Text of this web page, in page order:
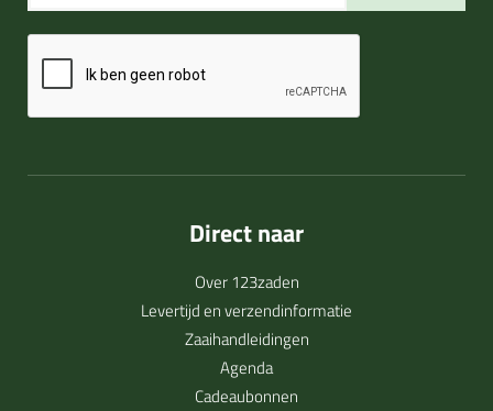
Direct naar
Over 123zaden
Levertijd en verzendinformatie
Zaaihandleidingen
Agenda
Cadeaubonnen